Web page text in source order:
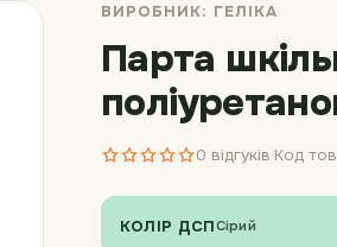
ВИРОБНИК: ГЕЛІКА
Парта
0 відгуків Код
КОЛІР ДСПСірий